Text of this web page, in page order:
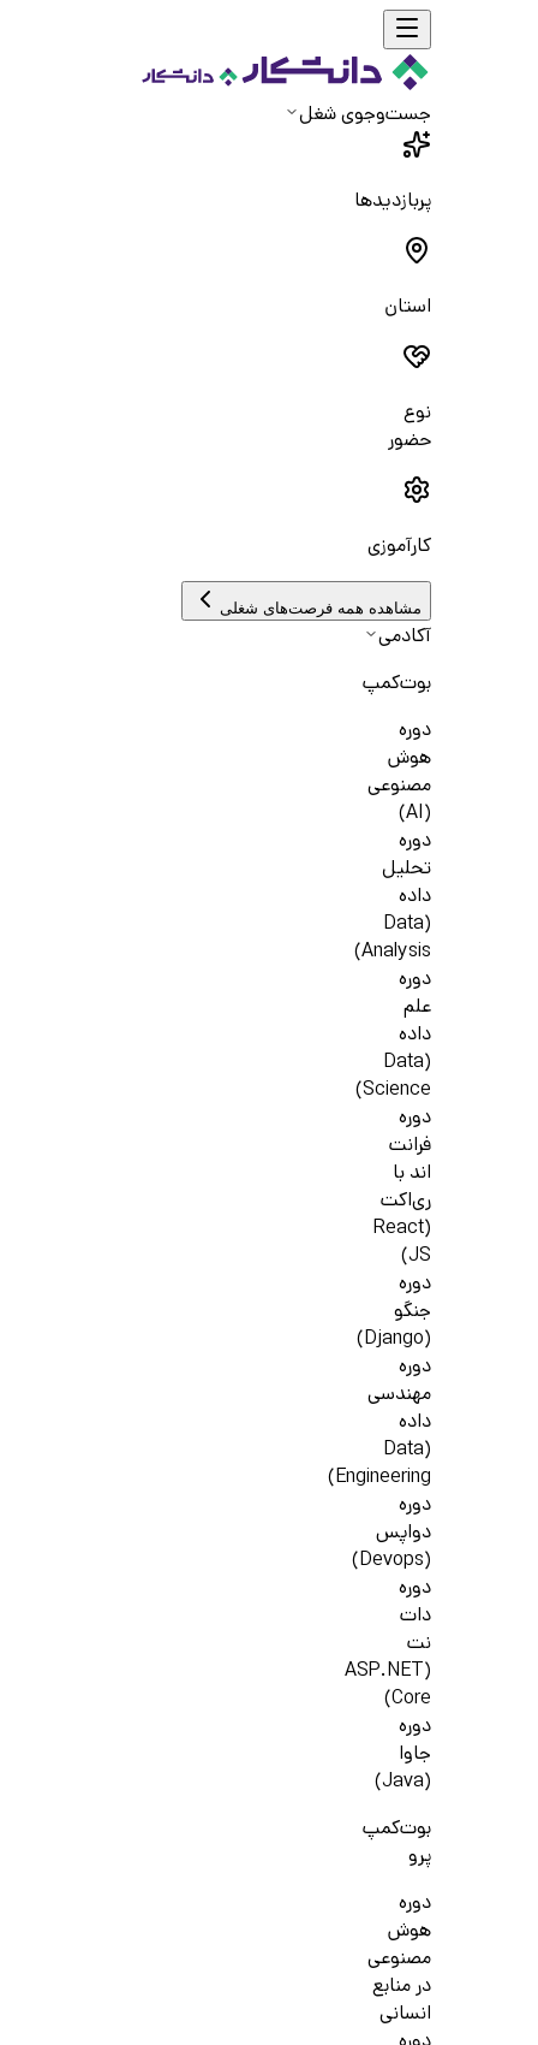
جست‌و‌جوی شغل
پربازدیدها
استان
نوع
حضور
کارآموزی
مشاهده همه فرصت‌های شغلی
آکادمی
بوت‌کمپ
دوره
هوش
مصنوعی
(AI)
دوره
تحلیل
داده
(Data
Analysis)
دوره
علم
داده
(Data
Science)
دوره
فرانت
اند با
ری‌اکت
(React
JS)
دوره
جنگو
(Django)
دوره
مهندسی
داده
(Data
Engineering)
دوره
دواپس
(Devops)
دوره
دات
نت
(ASP.NET
Core)
دوره
جاوا
(Java)
بوت‌کمپ
پرو
دوره
هوش
مصنوعی
در منابع
انسانی